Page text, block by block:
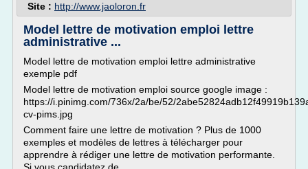
Site : http://www.jaoloron.fr
Model lettre de motivation emploi lettre
administrative ...
Model lettre de motivation emploi lettre administrative
exemple pdf
Model lettre de motivation emploi source google image :
https://i.pinimg.com/736x/2a/be/52/
cv-pims.jpg
Comment faire une lettre de motivation ? Plus de 1000
exemples et modèles de lettres à télécharger pour
apprendre à rédiger une lettre de motivation performante.